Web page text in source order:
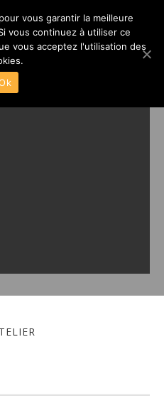
FUTUR PÔLE
53
vous garantir la meilleure
vous continuez à utiliser ce
vous acceptez l'utilisation des